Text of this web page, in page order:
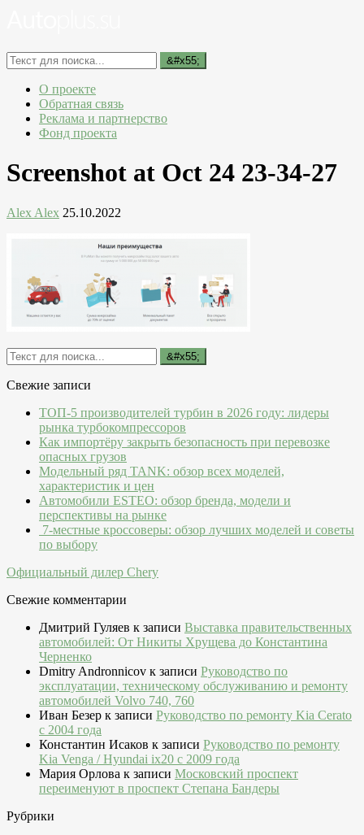
О проекте
Обратная связь
Реклама и партнерство
Фонд проекта
Screenshot at Oct 24 23-34-27
Alex Alex 25.10.2022
Свежие записи
ТОП-5 производителей турбин в 2026 году: лидеры
рынка турбокомпрессоров
Как импортёру закрыть безопасность при перевозке
опасных грузов
Модельный ряд TANK: обзор всех моделей,
характеристик и цен
Автомобили ESTEO: обзор бренда, модели и
перспективы на рынке
7-местные кроссоверы: обзор лучших моделей и советы
по выбору
Официальный дилер Chery
Свежие комментарии
Дмитрий Гуляев к записи Выставка правительственных
автомобилей: От Никиты Хрущева до Константина
Черненко
Dmitry Andronnicov к записи Руководство по
эксплуатации, техническому обслуживанию и ремонту
автомобилей Volvo 740, 760
Иван Безер к записи Руководство по ремонту Kia Cerato
c 2004 года
Константин Исаков к записи Руководство по ремонту
Kia Venga / Hyundai ix20 c 2009 года
Мария Орлова к записи Московский проспект
переименуют в проспект Степана Бандеры
Рубрики